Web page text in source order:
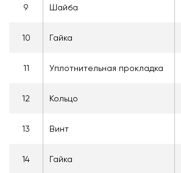
9 Шайба
10 Гайка
11 Уплотнительная прокладка
12 Кольцо
13 Винт
14 Гайка